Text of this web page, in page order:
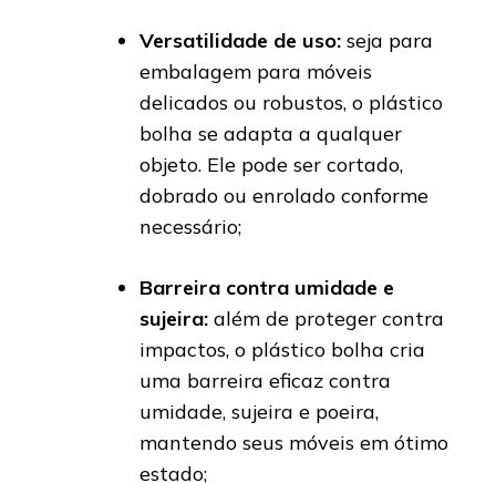
Versatilidade de uso: seja para
embalagem para móveis
delicados ou robustos, o plástico
bolha se adapta a qualquer
objeto. Ele pode ser cortado,
dobrado ou enrolado conforme
necessário;
Barreira contra umidade e
sujeira: além de proteger contra
impactos, o plástico bolha cria
uma barreira eficaz contra
umidade, sujeira e poeira,
mantendo seus móveis em ótimo
estado;